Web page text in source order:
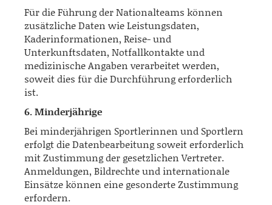
Für die Führung der Nationalteams können
zusätzliche Daten wie Leistungsdaten,
Kaderinformationen, Reise- und
Unterkunftsdaten, Notfallkontakte und
medizinische Angaben verarbeitet werden,
soweit dies für die Durchführung erforderlich
ist.
6. Minderjährige
Bei minderjährigen Sportlerinnen und Sportlern
erfolgt die Datenbearbeitung soweit erforderlich
mit Zustimmung der gesetzlichen Vertreter.
Anmeldungen, Bildrechte und internationale
Einsätze können eine gesonderte Zustimmung
erfordern.